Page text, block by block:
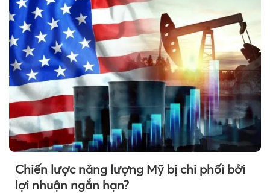
Chiến lược năng lượng Mỹ bị chi phối bởi
lợi nhuận ngắn hạn?